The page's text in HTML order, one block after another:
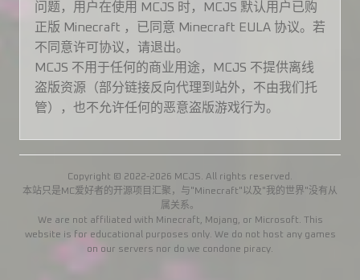
问题，用户在使用 MCJS 时，MCJS 默认用户已购
正版 Minecraft ，已同意 Minecraft EULA 协议。若
不同意许可协议，请退出。
MCJS 不用于任何的商业用途，MCJS 不提供离线
盗版资源（部分链接反向代理到站外，不由我们托
管），也不允许任何的恶意盗版游戏行为。
Copyright © 2022-2026 MCJS. All rights reserved.
本站只是MC爱好者的开源项目汇聚，与"Minecraft"以及"我的世界"没有从
属关系。
We are not affiliated with Minecraft, Mojang, or Microsoft. This
website is for educational purposes only. We do not host any games
on our servers nor do we condone piracy.